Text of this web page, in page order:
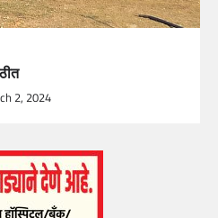
2, 2024